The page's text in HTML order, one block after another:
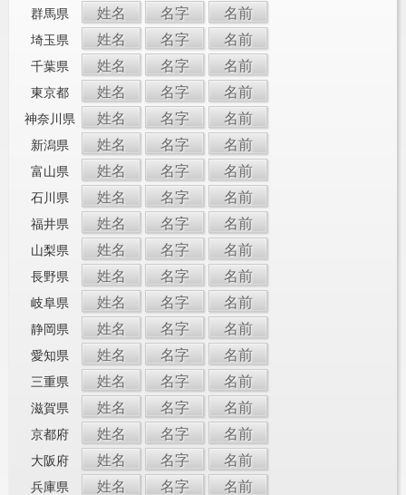
群馬県 姓名 名字 名前
埼玉県 姓名 名字 名前
千葉県 姓名 名字 名前
東京都 姓名 名字 名前
神奈川県 姓名 名字 名前
新潟県 姓名 名字 名前
富山県 姓名 名字 名前
石川県 姓名 名字 名前
福井県 姓名 名字 名前
山梨県 姓名 名字 名前
長野県 姓名 名字 名前
岐阜県 姓名 名字 名前
静岡県 姓名 名字 名前
愛知県 姓名 名字 名前
三重県 姓名 名字 名前
滋賀県 姓名 名字 名前
京都府 姓名 名字 名前
大阪府 姓名 名字 名前
兵庫県 姓名 名字 名前